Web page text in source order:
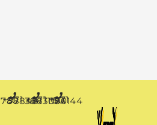
+971 50 1194144
+971 4 3883080
+971 50 7888481